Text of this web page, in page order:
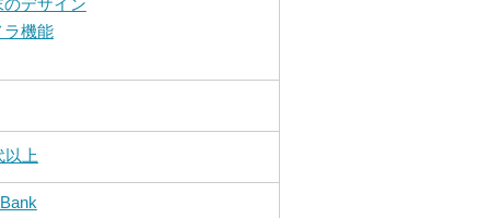
のデザイン
ラ機能
以上